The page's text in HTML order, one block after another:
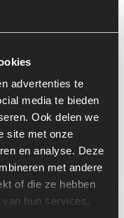
advertenties te
media te bieden
Ook delen we
site met onze
en analyse. Deze
met andere
of die ze hebben
hun services.
4C7
Case 921 C
Nederland